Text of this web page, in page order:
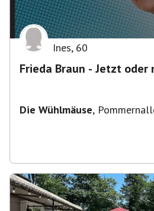
Ines, 60
Frieda Braun - Jetzt oder
Die Wühlmäuse,